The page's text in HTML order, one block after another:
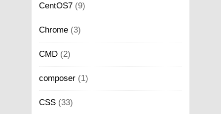
CentOS7 (9)
Chrome (3)
CMD (2)
composer (1)
CSS (33)